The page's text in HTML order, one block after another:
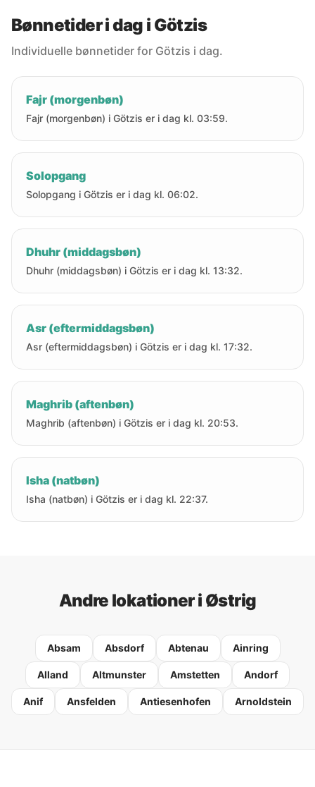
Bønnetider i dag i Götzis
Individuelle bønnetider for Götzis i dag.
Fajr (morgenbøn)
Fajr (morgenbøn) i Götzis er i dag kl. 03:59.
Solopgang
Solopgang i Götzis er i dag kl. 06:02.
Dhuhr (middagsbøn)
Dhuhr (middagsbøn) i Götzis er i dag kl. 13:32.
Asr (eftermiddagsbøn)
Asr (eftermiddagsbøn) i Götzis er i dag kl. 17:32.
Maghrib (aftenbøn)
Maghrib (aftenbøn) i Götzis er i dag kl. 20:53.
Isha (natbøn)
Isha (natbøn) i Götzis er i dag kl. 22:37.
Andre lokationer i Østrig
Absam Absdorf Abtenau Ainring
Alland Altmunster Amstetten Andorf
Anif Ansfelden Antiesenhofen Arnoldstein